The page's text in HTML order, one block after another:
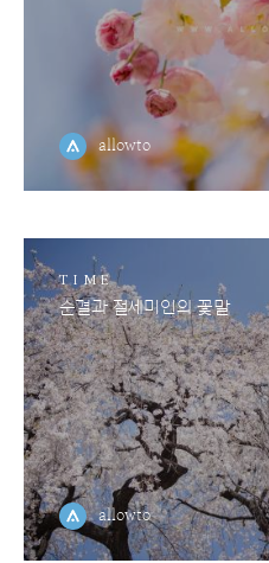
allowto
TIME
순결과 절세미인의 꽃말
allowto